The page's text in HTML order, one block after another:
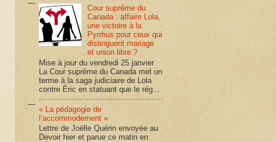
Cour suprême du
Canada : affaire Lola,
une victoire à la
Pyrrhus pour ceux qui
distinguent mariage
et union libre ?
Mise à jour du vendredi 25 janvier
La Cour suprême du Canada met un
terme à la saga judiciaire de Lola
contre Éric en statuant que le rég...
« La pédagogie de
l’accommodement »
Lettre de Joëlle Quérin envoyée au
Devoir hier et parue ce matin en